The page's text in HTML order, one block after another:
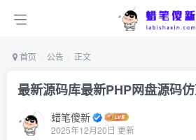
首页 公告 正文
最新源码库最新PHP网盘源码
蜡笔傻新
2025年12月20日 更新